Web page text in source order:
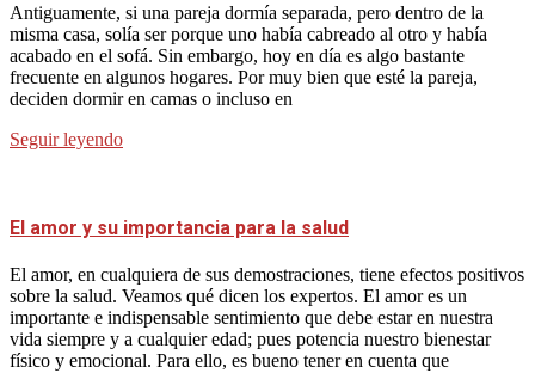
Antiguamente, si una pareja dormía separada, pero dentro de la
misma casa, solía ser porque uno había cabreado al otro y había
acabado en el sofá. Sin embargo, hoy en día es algo bastante
frecuente en algunos hogares. Por muy bien que esté la pareja,
deciden dormir en camas o incluso en
Seguir leyendo
El amor y su importancia para la salud
El amor, en cualquiera de sus demostraciones, tiene efectos positivos
sobre la salud. Veamos qué dicen los expertos. El amor es un
importante e indispensable sentimiento que debe estar en nuestra
vida siempre y a cualquier edad; pues potencia nuestro bienestar
físico y emocional. Para ello, es bueno tener en cuenta que